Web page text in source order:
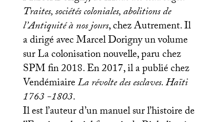
Traites, sociétés coloniales, abolitions de
l’Antiquité à nos jours, chez Autrement. Il
a dirigé avec Marcel Dorigny un volume
sur La colonisation nouvelle, paru chez
SPMfin 2018. En 2017, il a publié chez
VendémiaireLa révolte des esclaves. Haïti
1763 -1803.
Il est l’auteur d’un manuel sur l’histoire de